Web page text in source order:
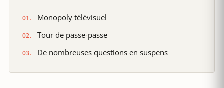
Monopoly télévisuel
Tour de passe-passe
De nombreuses questions en suspens